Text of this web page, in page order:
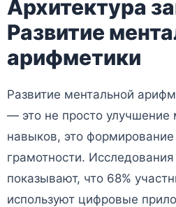
Архитектура
Развитие
арифметики
Развитие ментальной
— это не просто улучшение
навыков, это
грамотности.
показывают, что 68%
используют цифровые